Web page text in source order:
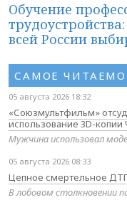
Обучение
всей России
САМОЕ
05 августа 2026 18:32
«Союзмультфильм»
использование 3D-
Мужчина использовал
05 августа 2026 08:33
Цепное смертельное
В лобовом столкновении